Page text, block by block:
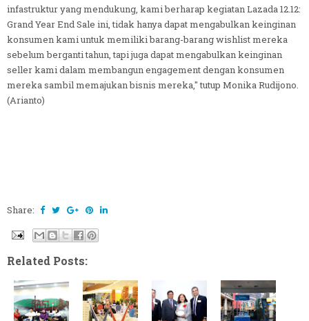
infastruktur yang mendukung, kami berharap kegiatan Lazada 12.12:
Grand Year End Sale ini, tidak hanya dapat mengabulkan keinginan
konsumen kami untuk memiliki barang-barang wishlist mereka
sebelum berganti tahun, tapi juga dapat mengabulkan keinginan
seller kami dalam membangun engagement dengan konsumen
mereka sambil memajukan bisnis mereka," tutup Monika Rudijono.
(Arianto)
Share:
Related Posts: